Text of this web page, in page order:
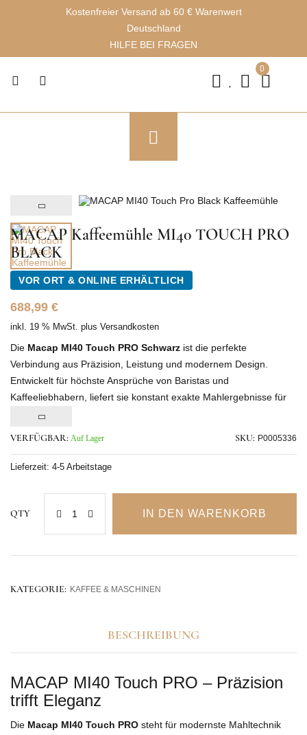
Kostenfreier Versand ab 60 € Warenwert
Deutschland
HILFE BEI FRAGEN
0
MACAP Kaffeemühle MI40 TOUCH PRO
BLACK
VOR ORT & ONLINE ERHÄLTLICH
688,99 €
inkl. 19 % MwSt. plus Versandkosten
Die Macap MI40 Touch PRO Schwarz ist die perfekte
Verbindung aus Präzision, Leistung und modernem Design.
Entwickelt für höchste Ansprüche von Baristas und
Kaffeeliebhabern, liefert sie konstant exakte Mahlergebnisse für
den perfekten Espresso.
VERFÜGBAR: Auf Lager SKU: P0005336
Lieferzeit: 4-5 Arbeitstage
QTY IN DEN WARENKORB
KATEGORIE: KAFFEE & MASCHINEN
BESCHREIBUNG
MACAP MI40 Touch PRO – Präzision
trifft Eleganz
Die Macap MI40 Touch PRO steht für modernste Mahltechnik